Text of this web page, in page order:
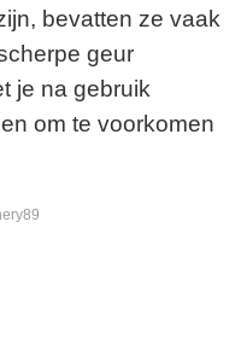
bevatten ze vaak
geur
je na gebruik
om te voorkomen